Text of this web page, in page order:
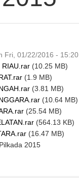
Fri, 01/22/2016 - 15:20
RIAU.rar (10.25 MB)
(1.9 MB)
(3.81 MB)
(10.64 MB)
(25.54 MB)
(564.13 KB)
(16.47 MB)
Pilkada 2015